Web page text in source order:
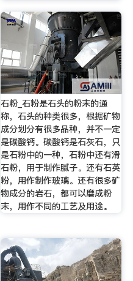
石粉_石粉是石头的粉末的通
称，石头的种类很多，根据矿物
成分划分有很多品种，并不一定
是碳酸钙。碳酸钙是石灰石，只
是石粉中的一种，石粉中还有滑
石粉，用于制作腻子。还有石英
粉，用作制作玻璃。还有很多矿
物成分的岩石，都可以磨成粉
末，用作不同的工艺及用途。